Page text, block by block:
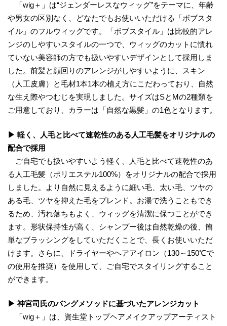
「wig＋」は“ジェンダーレスなウィッグ”をテーマに、年齢
や男女の区別なく、どなたでもお使いいただける「ボブスタ
イル」のフルウィッグです。「ボブスタイル」は比較的アレ
ンジのしやすいスタイルの一つで、ウィッグのカットに慣れ
ていない美容師の方でも扱いやすいデザインとして採用しま
した。前髪と顔回りのアレンジがしやすいように、スキン
（人工皮膚）と毛材1本1本の植え方にこだわっており、自然
な生え際やつむじを実現しました。サイズはSとMの2種類を
ご用意しており、カラーは「自然な黒髪」の1色となります。
▶ 軽く、人毛と比べて速乾性のある人工毛髪をオリジナルの
配合で採用
ご自宅でも扱いやすいよう軽く、人毛と比べて速乾性のあ
る人工毛髪（ポリエステル100%）をオリジナルの配合で採用
しました。より自然に見えるように細い毛、太い毛、ツヤの
ある毛、ツヤを抑えた毛をブレンド。お湯で洗うこともでき
るため、汚れ落ちもよく、ウィッグを清潔に保つことができ
ます。形状保持性が高く、シャンプー後は自然乾燥の後、簡
単なブラッシングをしていただくことで、長くお使いいただ
けます。さらに、ドライヤーやヘアアイロン（130～150℃で
の使用を推奨）を使用して、ご自宅でスタイリングすること
ができます。
▶ 神宮司氏のバングメソッドに基づいたアレンジカット
「wig＋」は、資生堂トップヘアメイクアップアーティスト